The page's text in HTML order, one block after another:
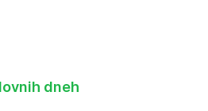
dneh